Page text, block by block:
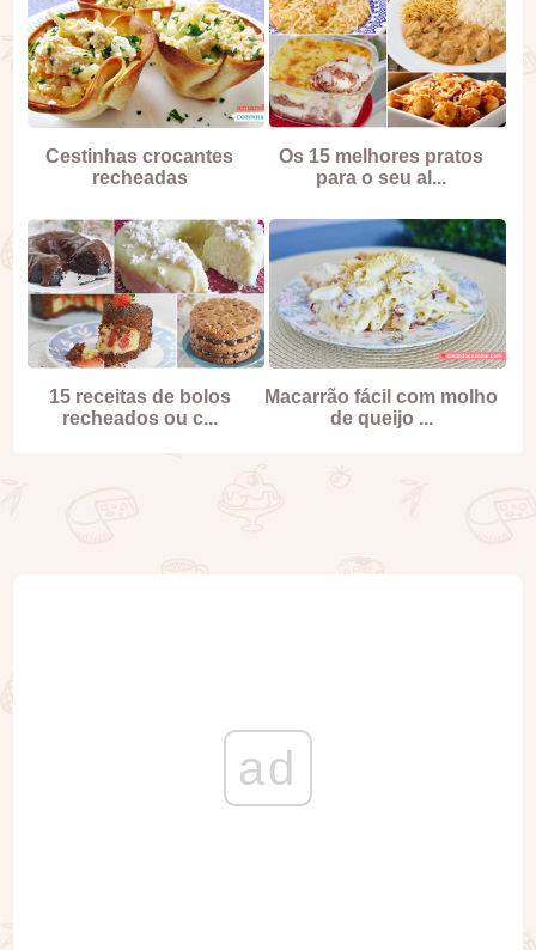
Cestinhas crocantes
recheadas
Os 15 melhores pratos
para o seu al...
15 receitas de bolos
recheados ou c...
Macarrão fácil com molho
de queijo ...
ad